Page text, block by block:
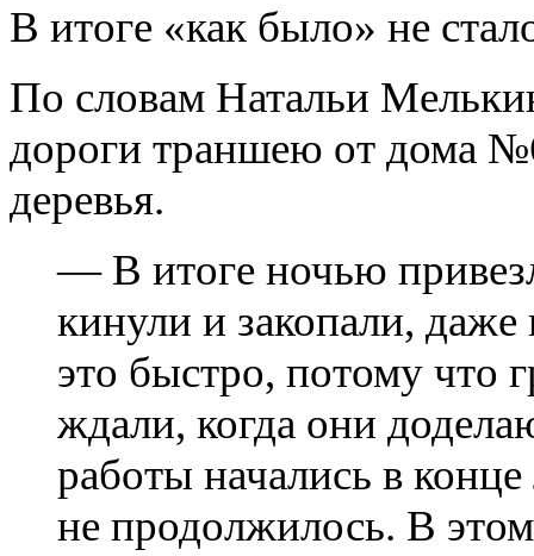
В итоге «как было» не
По словам Натальи
дороги траншею от дома
деревья.
— В итоге ночью
кинули и закопали,
это быстро, потому что
ждали, когда они
работы начались в
не продолжилось. В